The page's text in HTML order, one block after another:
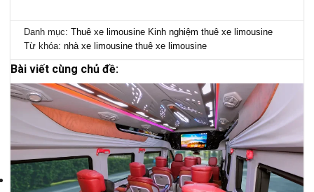
Danh mục: Thuê xe limousine Kinh nghiệm thuê xe limousine
Từ khóa: nhà xe limousine thuê xe limousine
Bài viết cùng chủ đề: